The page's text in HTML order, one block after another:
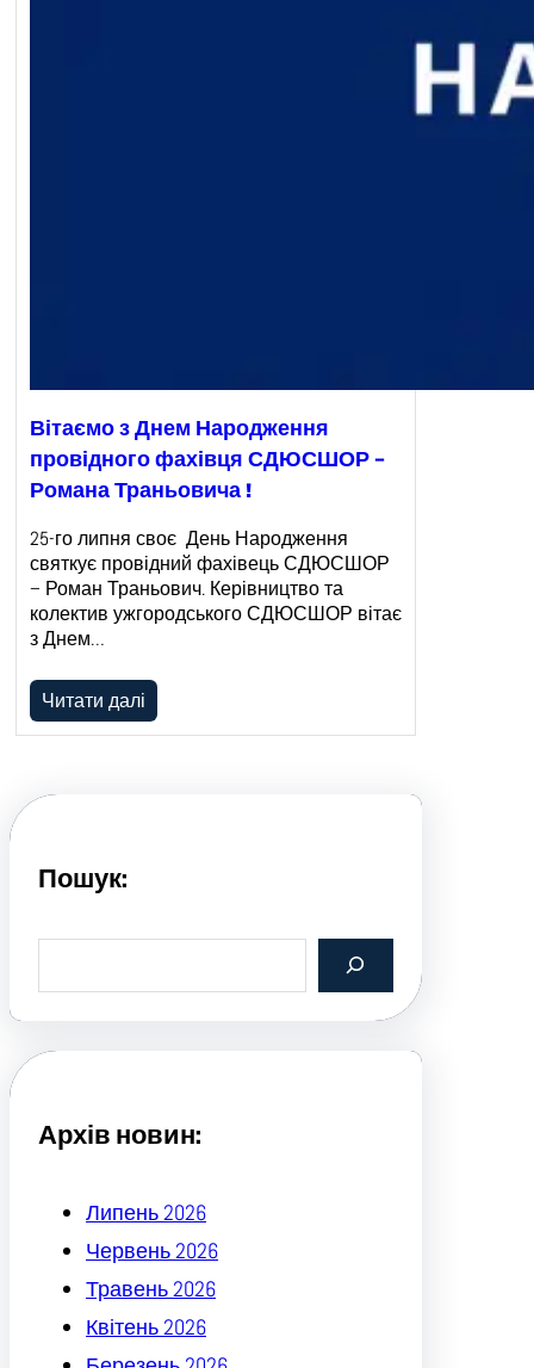
Вітаємо з Днем Народження
провідного фахівця СДЮСШОР –
Романа Траньовича !
25-го липня своє День Народження
святкує провідний фахівець СДЮСШОР
– Роман Траньович. Керівництво та
колектив ужгородського СДЮСШОР вітає
з Днем…
Читати далі
Пошук:
a
c
Архів новин:
Липень 2026
Червень 2026
Травень 2026
Квітень 2026